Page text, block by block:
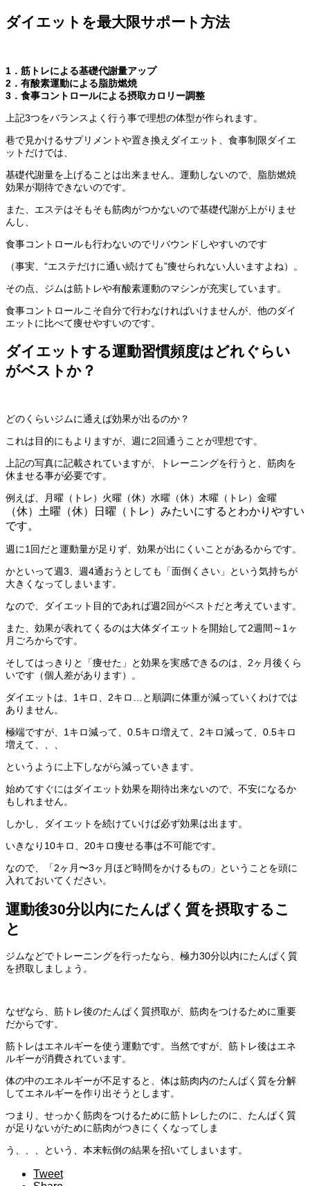
ダイエットを最大限サポート方法
1．筋トレによる基礎代謝量アップ
2．有酸素運動による脂肪燃焼
3．食事コントロールによる摂取カロリー調整
上記3つをバランスよく行う事で理想の体型が作られます。
巷で見かけるサプリメントや置き換え ダイエット 、食事制限ダイエ
ット だけでは、
基礎代謝量を上げることは出来ません。運動しないので、脂肪燃焼
効果が期待できないのです。
また、エステはそもそも筋肉がつかないので基礎代謝が上がりませ
んし、
食事コントロールも行わないのでリバウンドしやすいのです
（事実、“エステだけに通い続けても”痩せられない人いますよね）。
その点、 ジムは筋トレや有酸素運動のマシンが充実しています。
食事コントロールこそ自分で行わなければいけませんが、他のダイ
エット に比べて痩せやすいのです。
ダイエットする運動習慣頻度はどれぐらい
がベストか？
どのくらいジムに通えば効果が出るのか？
これは目的にもよりますが、週に2回通うことが理想です。
上記の写真に記載されていますが、トレーニングを行うと、筋肉を
休ませる事が必要です。
例えば、月曜（トレ）火曜（休）水曜（休）木曜（トレ）金曜
（休）土曜 （休）日曜（トレ）みたいにするとわかりやすい
です。
週に1回だと運動量が足りず、効果が出にくいことがあるからです。
かといって週3、週4通おうとしても「面倒くさい」という気持ちが
大きくなってしまいます。
なので、ダイエット目的であれば週2回がベストだと考えています。
また、効果が表れてくるのは大体ダイエットを開始して2週間～1ヶ
月ごろからです。
そしてはっきりと「痩せた」と効果を実感できるのは、2ヶ月後くら
いです（個人差があります）。
ダイエットは、1キロ、2キロ…と順調に体重が減っていくわけでは
ありません。
極端ですが、1キロ減って、0.5キロ増えて、2キロ減って、0.5キロ
増えて、、、
というように上下しながら減っていきます。
始めてすぐにはダイエット効果を期待出来ないので、不安になるか
もしれません。
しかし、ダイエットを続けていけば必ず効果は出ます。
いきなり10キロ、20キロ痩せる事は不可能です。
なので、「2ヶ月〜3ヶ月ほど時間をかけるもの」ということを頭に
入れておいてください。
運動後30分以内にたんぱく質を摂取するこ
と
ジムなどでトレーニングを行ったなら、極力30分以内にたんぱく質
を摂取しましょう。
なぜなら、筋トレ後のたんぱく質摂取が、筋肉をつけるために重要
だからです。
筋トレはエネルギーを使う運動です。当然ですが、筋トレ後はエネ
ルギーが消費されています。
体の中のエネルギーが不足すると、体は筋肉内のたんぱく質を分解
してエネルギーを作り出そうとします。
つまり、せっかく筋肉をつけるために筋トレしたのに、たんぱく質
が足りないがために筋肉がつきにくくなってしま
う、、、という、本末転倒の結果を招いてしまいます。
Tweet